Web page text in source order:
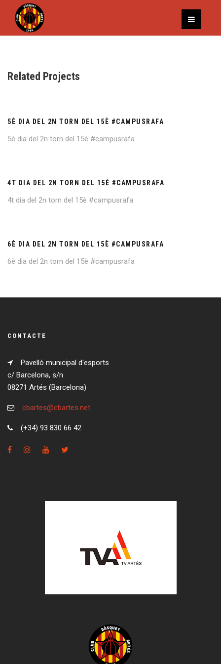
Related Projects
5È DIA DEL 2N TORN DEL 15È #CAMPUSRAFA
5è dia del 2n torn del 15è #campusrafa
4T DIA DEL 2N TORN DEL 15È #CAMPUSRAFA
4t dia del 2n torn del 15è #campusrafa
6È DIA DEL 2N TORN DEL 15È #CAMPUSRAFA
6è dia del 2n torn del 15è #campusrafa
CONTACTE
Pavelló municipal d'esports
c/ Barcelona, s/n
08271 Artés (Barcelona)
cbartes@cbartes.net
(+34) 93 830 66 42